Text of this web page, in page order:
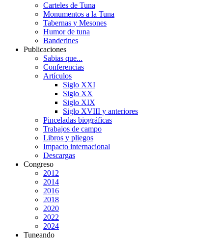
Carteles de Tuna
Monumentos a la Tuna
Tabernas y Mesones
Humor de tuna
Banderines
Publicaciones
Sabias que...
Conferencias
Artículos
Siglo XXI
Siglo XX
Siglo XIX
Siglo XVIII y anteriores
Pinceladas biográficas
Trabajos de campo
Libros y pliegos
Impacto internacional
Descargas
Congreso
2012
2014
2016
2018
2020
2022
2024
Tuneando